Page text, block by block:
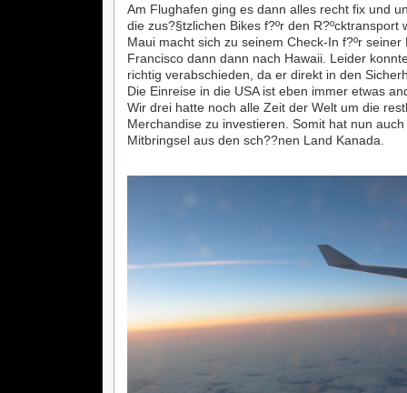
Am Flughafen ging es dann alles recht fix und
die zus?§tzlichen Bikes f?ºr den R?ºcktransport
Maui macht sich zu seinem Check-In f?ºr seiner
Francisco dann dann nach Hawaii. Leider
richtig verabschieden, da er direkt in den
Die Einreise in die USA ist eben immer etwas
Wir drei hatte noch alle Zeit der Welt um die
Merchandise zu investieren. Somit hat nun
Mitbringsel aus den sch??nen Land Kanada.